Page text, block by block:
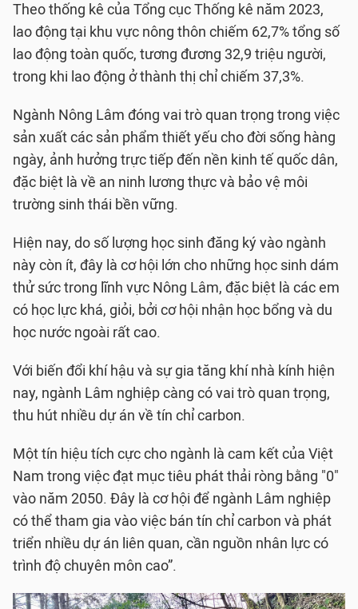
Theo thống kê của Tổng cục Thống kê năm 2023,
lao động tại khu vực nông thôn chiếm 62,7% tổng số
lao động toàn quốc, tương đương 32,9 triệu người,
trong khi lao động ở thành thị chỉ chiếm 37,3%.
Ngành Nông Lâm đóng vai trò quan trọng trong việc
sản xuất các sản phẩm thiết yếu cho đời sống hàng
ngày, ảnh hưởng trực tiếp đến nền kinh tế quốc dân,
đặc biệt là về an ninh lương thực và bảo vệ môi
trường sinh thái bền vững.
Hiện nay, do số lượng học sinh đăng ký vào ngành
này còn ít, đây là cơ hội lớn cho những học sinh dám
thử sức trong lĩnh vực Nông Lâm, đặc biệt là các em
có học lực khá, giỏi, bởi cơ hội nhận học bổng và du
học nước ngoài rất cao.
Với biến đổi khí hậu và sự gia tăng khí nhà kính hiện
nay, ngành Lâm nghiệp càng có vai trò quan trọng,
thu hút nhiều dự án về tín chỉ carbon.
Một tín hiệu tích cực cho ngành là cam kết của Việt
Nam trong việc đạt mục tiêu phát thải ròng bằng "0"
vào năm 2050. Đây là cơ hội để ngành Lâm nghiệp
có thể tham gia vào việc bán tín chỉ carbon và phát
triển nhiều dự án liên quan, cần nguồn nhân lực có
trình độ chuyên môn cao”.